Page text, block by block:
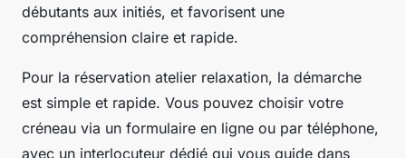
débutants aux initiés, et favorisent une
compréhension claire et rapide.
Pour la réservation atelier relaxation, la démarche
est simple et rapide. Vous pouvez choisir votre
créneau via un formulaire en ligne ou par téléphone,
avec un interlocuteur dédié qui vous guide dans